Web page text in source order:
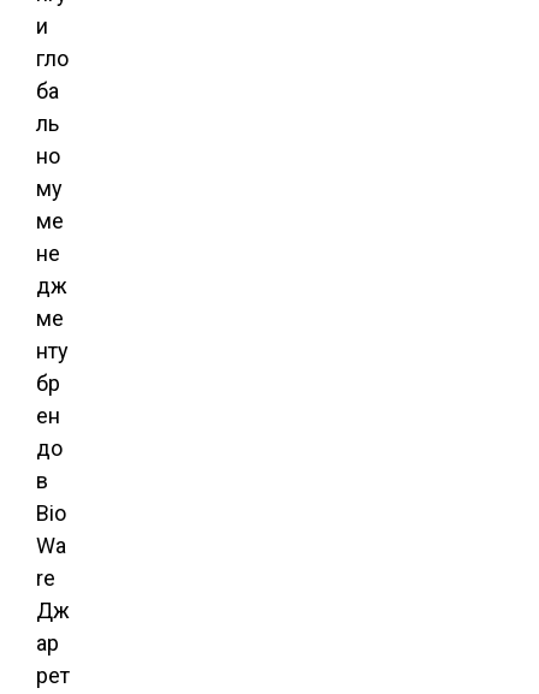
и
гло
ба
ль
но
му
ме
не
дж
ме
нту
бр
ен
до
в
Bio
Wa
re
Дж
ар
рет